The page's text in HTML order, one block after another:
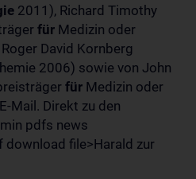
2011), Richard Timothy
für Medizin oder
David Kornberg
2006) sowie von John
für Medizin oder
Mail. Direkt zu den
pdfs news
download file>Harald zur